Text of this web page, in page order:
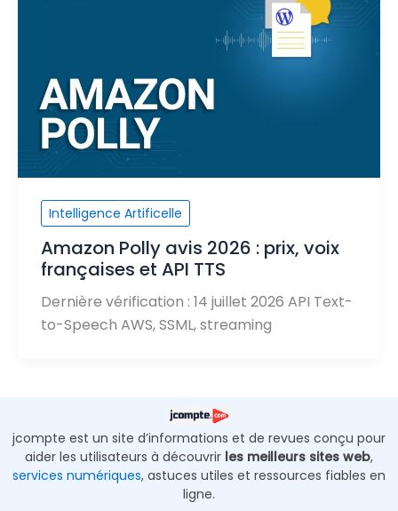
Intelligence Artificelle
Amazon Polly avis 2026 : prix, voix
françaises et API TTS
Dernière vérification : 14 juillet 2026 API Text-
to-Speech AWS, SSML, streaming
jcompte est un site d’informations et de revues conçu pour
aider les utilisateurs à découvrir les meilleurs sites web,
services numériques, astuces utiles et ressources fiables en
ligne.